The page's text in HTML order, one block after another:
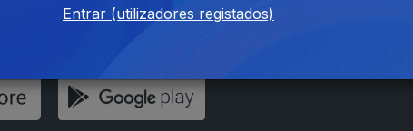
Entrar (utilizadores registados)